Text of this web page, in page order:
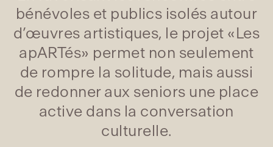
bénévoles et publics isolés autour
d’œuvres artistiques, le projet «Les
apARTés» permet non seulement
de rompre la solitude, mais aussi
de redonner aux seniors une place
active dans la conversation
culturelle.